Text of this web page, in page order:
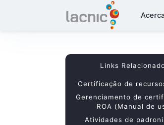
Links
Certificação de
Gerenciamento de
ROA (Manual de
Atividades de